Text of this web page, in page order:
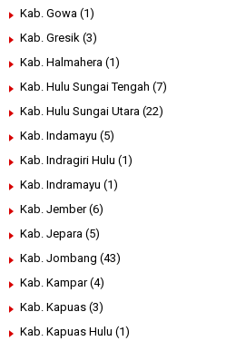
Kab. Gowa (1)
Kab. Gresik (3)
Kab. Halmahera (1)
Kab. Hulu Sungai Tengah (7)
Kab. Hulu Sungai Utara (22)
Kab. Indamayu (5)
Kab. Indragiri Hulu (1)
Kab. Indramayu (1)
Kab. Jember (6)
Kab. Jepara (5)
Kab. Jombang (43)
Kab. Kampar (4)
Kab. Kapuas (3)
Kab. Kapuas Hulu (1)